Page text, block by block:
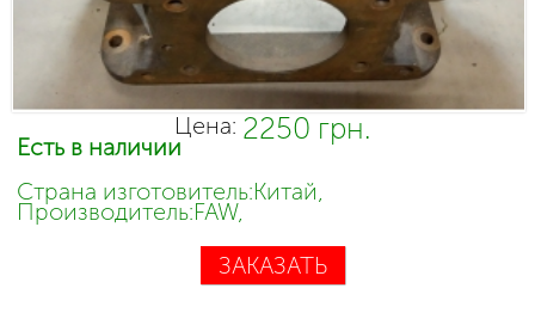
Цена: 2250 грн.
Есть в наличии
Страна изготовитель:Китай,
Производитель:FAW,
ЗАКАЗАТЬ